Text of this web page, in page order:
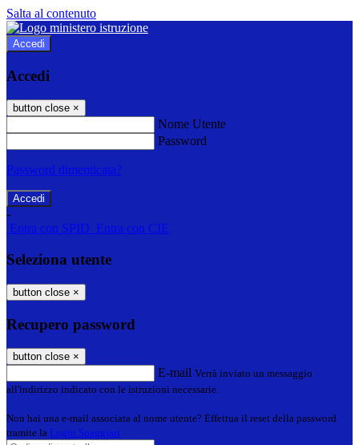
Salta al contenuto
Accedi
Accedi
button close ×
Nome Utente
Password
Password dimenticata?
-
Entra con SPID Entra con CIE
Seleziona utente
button close ×
Recupero password
button close ×
E-mail Verrà inviato un messaggio
all'indirizzo indicato con le istruzioni necessarie.
Non hai una e-mail associata al nome utente? Effettua il reset della password
tramite la Login Spaggiari